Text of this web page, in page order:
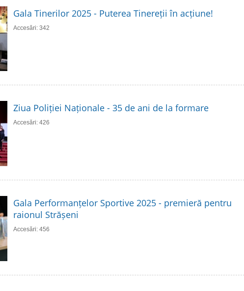
Gala Tinerilor 2025 - Puterea Tinereții în acțiune!
Accesări: 342
Ziua Poliției Naționale - 35 de ani de la formare
Accesări: 426
Gala Performanțelor Sportive 2025 - premieră pentru
raionul Strășeni
Accesări: 456